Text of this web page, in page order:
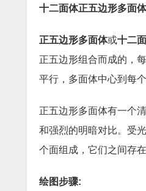
十二面体正五边形多面
正五边形多面体或十二
正五边形组合而成的，
平行，多面体中心到每
正五边形多面体有一个
和强烈的明暗对比。受
个面组成，它们之间存
绘图步骤: